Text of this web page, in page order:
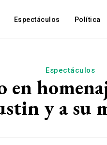
Espectáculos Política
Espectáculos
y a su